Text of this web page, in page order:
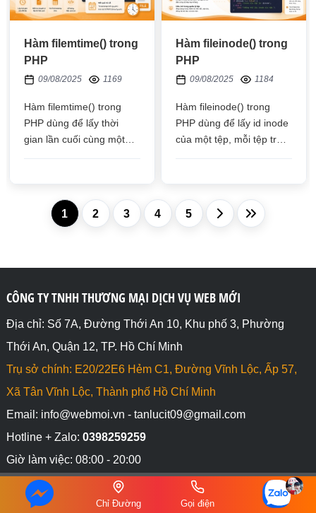
Hàm filemtime() trong
PHP
09/08/2025 1169
Hàm filemtime() trong
PHP dùng để lấy thời
gian lần cuối cùng một
Hàm fileinode() trong
PHP
09/08/2025 1184
Hàm fileinode() trong
PHP dùng để lấy id inode
của một tệp, mỗi tệp trên
1 2 3 4 5
CÔNG TY TNHH THƯƠNG MẠI DỊCH VỤ WEB MỚI
Địa chỉ: Số 7A, Đường Thới An 10, Khu phố 3, Phường
Thới An, Quận 12, TP. Hồ Chí Minh
Trụ sở chính: E20/22E6 Hẻm C1, Đường Vĩnh Lộc, Ấp 57,
Xã Tân Vĩnh Lộc, Thành phố Hồ Chí Minh
Email: info@webmoi.vn - tanlucit09@gmail.com
Hotline + Zalo: 0398259259
Giờ làm việc: 08:00 - 20:00
Website chính: https://webmoi.vn/
Chỉ Đường Gọi điện